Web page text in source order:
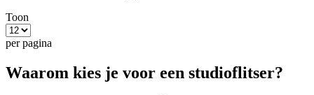
Toon
per pagina
Waarom kies je voor een studioflitser?